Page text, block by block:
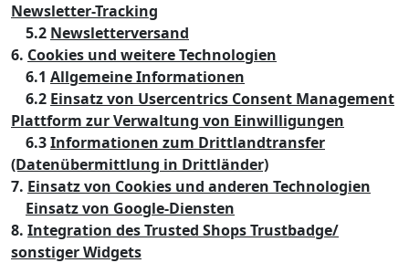
Newsletter-Tracking
5.2 Newsletterversand
6. Cookies und weitere Technologien
6.1 Allgemeine Informationen
6.2 Einsatz von Usercentrics Consent Management
Plattform zur Verwaltung von Einwilligungen
6.3Informationen zum Drittlandtransfer
(Datenübermittlung in Drittländer)
7. Einsatz von Cookies und anderen Technologien
Einsatz von Google-Diensten
8. Integration des Trusted Shops Trustbadge/
sonstiger Widgets